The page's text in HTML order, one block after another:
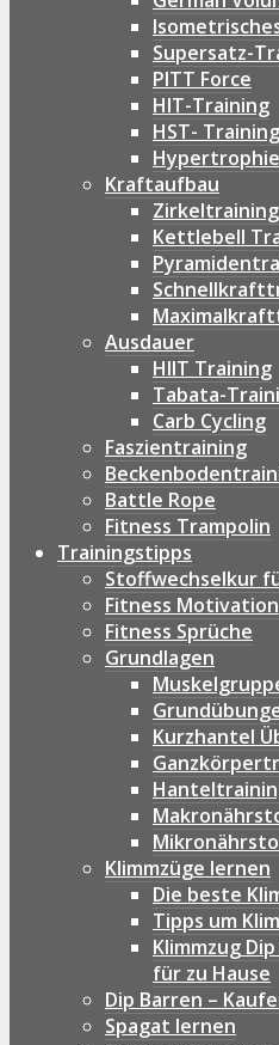
Supersatz-
PITT Force
HIT-Training
HST- Training
Kraftaufbau
Zirkeltraining
Kettlebell
Ausdauer
HIIT Training
Tabata-
Carb Cycling
Faszientraining
Battle Rope
Fitness Trampolin
Trainingstipps
Stoffwechselkur
Fitness Motivation
Fitness Sprüche
Grundlagen
Kurzhantel
Klimmzüge lernen
Die beste
Tipps um
Klimmzug
für zu Hause
Dip Barren –
Spagat lernen